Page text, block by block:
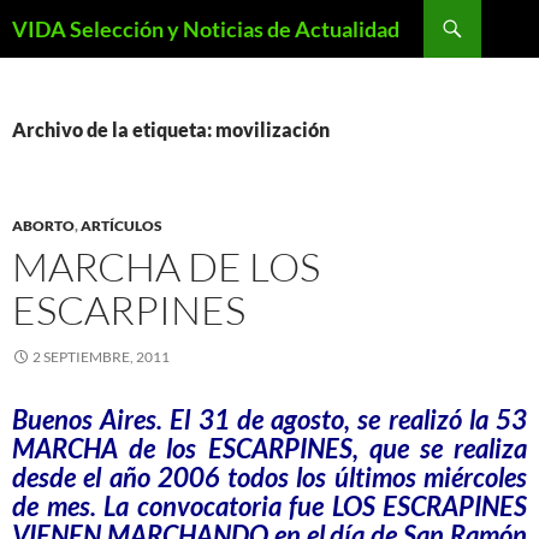
VIDA Selección y Noticias de Actualidad
Archivo de la etiqueta: movilización
ABORTO,ARTÍCULOS
MARCHA DE LOS
ESCARPINES
2 SEPTIEMBRE, 2011
Buenos Aires. El 31 de agosto, se realizó la 53
MARCHA de los ESCARPINES, que se realiza
desde el año 2006 todos los últimos miércoles
de mes. La convocatoria fue LOS ESCRAPINES